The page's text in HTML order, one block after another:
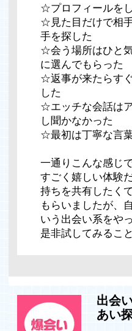
☆プロフィールを
☆見た目だけで相
手を探した
☆会う場所はひと
に選んでもらった
☆返事が来たらす
した
☆エッチな会話は
し聞かなかった
☆最初は丁寧な言
一通りこんな感じで
すごく嬉しい体験
持ちを共有したく
もらいましたが、
いう出会い系をや
是非試してみるこ
出会
あい